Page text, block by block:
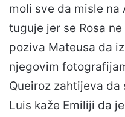
moli sve da misle na
tuguje jer se Rosa
poziva Mateusa da
njegovim
Queiroz zahtijeva da
Luis kaže Emiliji da